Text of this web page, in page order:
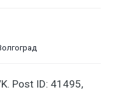
Post ID: 41495,